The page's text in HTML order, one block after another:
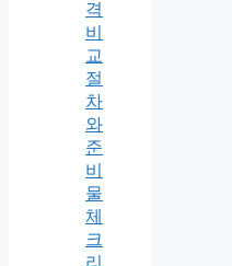
격
비
교
절
차
와
준
비
물
체
크
리